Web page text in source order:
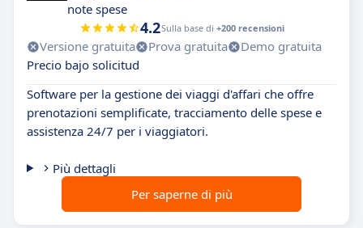
note spese
4.2Sulla base di +200 recensioni
Versione gratuita Prova gratuita
Demo gratuita
Precio bajo solicitud
Software per la gestione dei viaggi d'affari che offre
prenotazioni semplificate, tracciamento delle spese e
assistenza 24/7 per i viaggiatori.
Più dettagli
Per saperne di più